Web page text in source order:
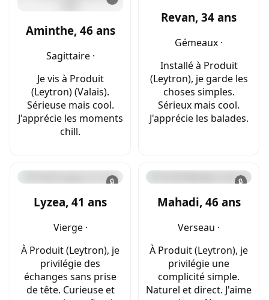
Aminthe, 46 ans
Sagittaire ·
Je vis à Produit
(Leytron) (Valais).
Sérieuse mais cool.
J'apprécie les moments
chill.
Revan, 34 ans
Gémeaux ·
Installé à Produit
(Leytron), je garde les
choses simples.
Sérieux mais cool.
J'apprécie les balades.
🔒
Lyzea, 41 ans
Vierge ·
À Produit (Leytron), je
privilégie des
échanges sans prise
de tête. Curieuse et
🔒
Mahadi, 46 ans
Verseau ·
À Produit (Leytron), je
privilégie une
complicité simple.
Naturel et direct. J'aime